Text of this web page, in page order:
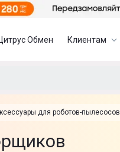
Обмен Клиентам
для роботов-пылесосов